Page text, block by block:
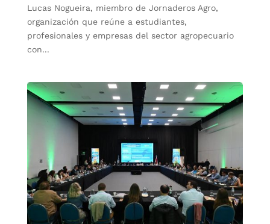
Lucas Nogueira, miembro de Jornaderos Agro,
organización que reúne a estudiantes,
profesionales y empresas del sector agropecuario
con...